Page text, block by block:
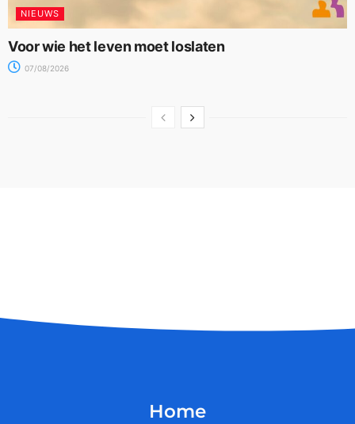
NIEUWS
Voor wie het leven moet loslaten
07/08/2026
Home